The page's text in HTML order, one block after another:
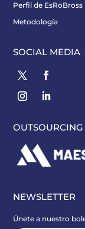
Perfil de EsRoBross
Metodología
SOCIAL MEDIA
NEWSLETTER
Únete a nuestro